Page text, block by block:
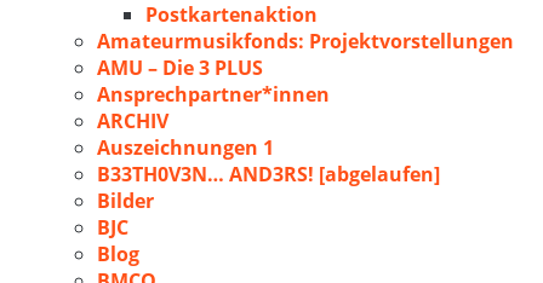
Postkartenaktion
Amateurmusikfonds: Projektvorstellungen
AMU – Die 3 PLUS
Ansprechpartner*innen
ARCHIV
Auszeichnungen 1
B33TH0V3N… AND3RS! [abgelaufen]
Bilder
BJC
Blog